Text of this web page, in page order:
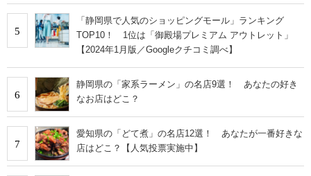
5
「静岡県で人気のショッピングモール」ランキング
TOP10！ 1位は「御殿場プレミアム アウトレット」
【2024年1月版／Googleクチコミ調べ】
6
静岡県の「家系ラーメン」の名店9選！ あなたの好き
なお店はどこ？
7
愛知県の「どて煮」の名店12選！ あなたが一番好きな
店はどこ？【人気投票実施中】